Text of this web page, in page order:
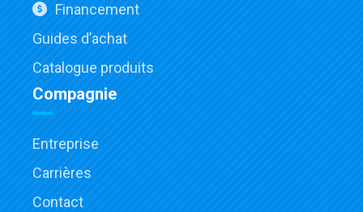
Financement
Guides d’achat
Catalogue produits
Compagnie
Entreprise
Carrières
Contact